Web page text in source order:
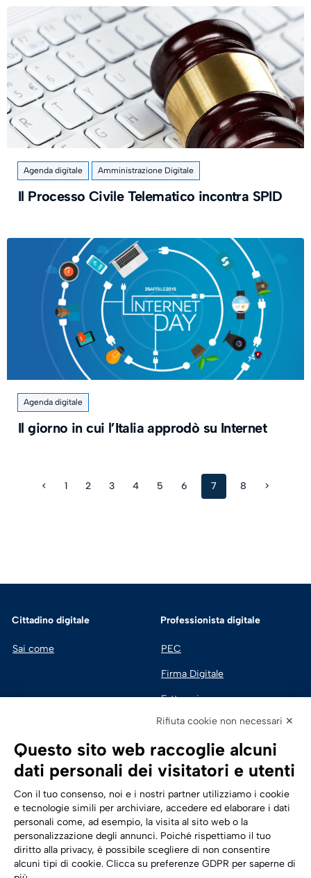
Agenda digitale Amministrazione Digitale
Il Processo Civile Telematico incontra SPID
Agenda digitale
Il giorno in cui l’Italia approdò su Internet
< 1 2 3 4 5 6 7 8 >
Cittadino digitale
Sai come
Professionista digitale
PEC
Firma Digitale
Fatturazione
Sicurezza Digitale
Cloud
Trasformazione digitale
Energia
Seguici su:
Rifiuta cookie non necessari ✕
Questo sito web raccoglie alcuni
dati personali dei visitatori e utenti
Con il tuo consenso, noi e i nostri partner utilizziamo i cookie
e tecnologie simili per archiviare, accedere ed elaborare i dati
personali come, ad esempio, la visita al sito web o la
personalizzazione degli annunci. Poiché rispettiamo il tuo
diritto alla privacy, è possibile scegliere di non consentire
alcuni tipi di cookie. Clicca su preferenze GDPR per saperne di